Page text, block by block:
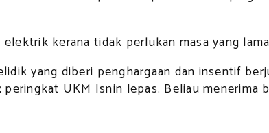
kerana tidak perlukan masa yang
yang diberi penghargaan dan insentif
peringkat UKM Isnin lepas. Beliau menerima